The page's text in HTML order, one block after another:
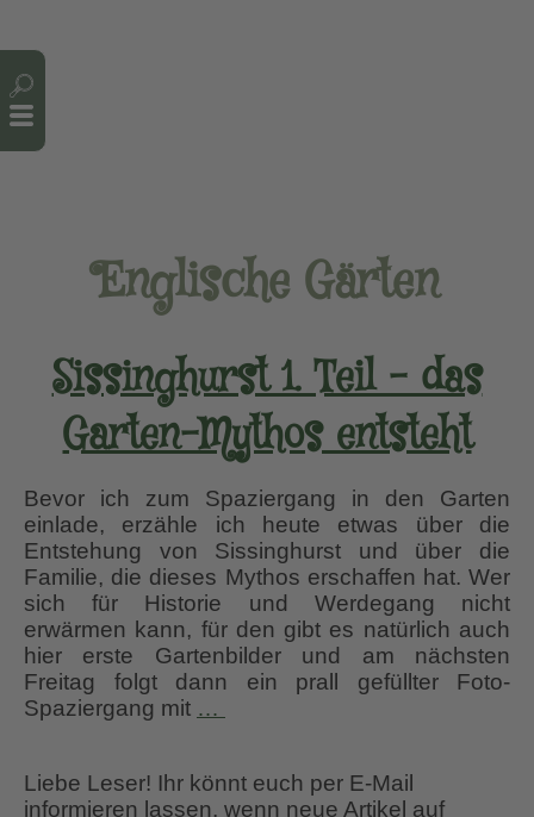
Englische Gärten
Sissinghurst 1. Teil – das
Garten-Mythos entsteht
Bevor ich zum Spaziergang in den Garten
einlade, erzähle ich heute etwas über die
Entstehung von Sissinghurst und über die
Familie, die dieses Mythos erschaffen hat. Wer
sich für Historie und Werdegang nicht
erwärmen kann, für den gibt es natürlich auch
hier erste Gartenbilder und am nächsten
Freitag folgt dann ein prall gefüllter Foto-
Spaziergang mit …
–
Liebe Leser! Ihr könnt euch per E-Mail
informieren lassen, wenn neue Artikel auf